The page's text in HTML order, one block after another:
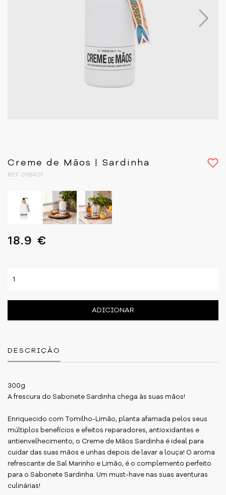
Creme de Mãos | Sardinha
REF 0118401
18.9 €
ADICIONAR
DESCRIÇÃO
300g
A frescura do Sabonete Sardinha chega às suas mãos!
Enriquecido com Tomilho-Limão, planta afamada pelos seus
múltiplos benefícios e efeitos reparadores, antioxidantes e
antienvelhecimento, o Creme de Mãos Sardinha é ideal para
cuidar das suas mãos e unhas depois de lavar a louça! O aroma
refrescante de Sal Marinho e Limão, é o complemento perfeito
para o Sabonete Sardinha. Um must-have nas suas aventuras
culinárias!